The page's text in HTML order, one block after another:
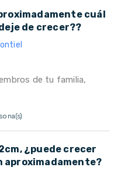
cuál
de crecer??
de tu familia,
¿puede crecer
aproximadamente?